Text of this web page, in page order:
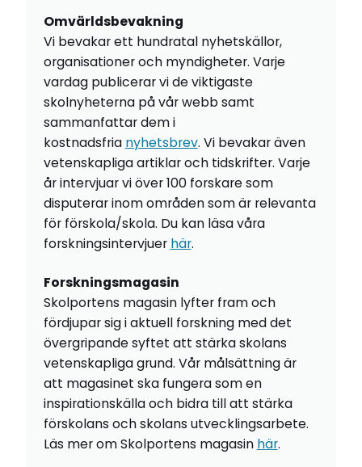
Omvärldsbevakning
Vi bevakar ett hundratal nyhetskällor,
organisationer och myndigheter. Varje
vardag publicerar vi de viktigaste
skolnyheterna på vår webb samt
sammanfattar dem i
kostnadsfria nyhetsbrev. Vi bevakar även
vetenskapliga artiklar och tidskrifter. Varje
år intervjuar vi över 100 forskare som
disputerar inom områden som är relevanta
för förskola/skola. Du kan läsa våra
forskningsintervjuer här.
Forskningsmagasin
Skolportens magasin lyfter fram och
fördjupar sig i aktuell forskning med det
övergripande syftet att stärka skolans
vetenskapliga grund. Vår målsättning är
att magasinet ska fungera som en
inspirationskälla och bidra till att stärka
förskolans och skolans utvecklingsarbete.
Läs mer om Skolportens magasin här.